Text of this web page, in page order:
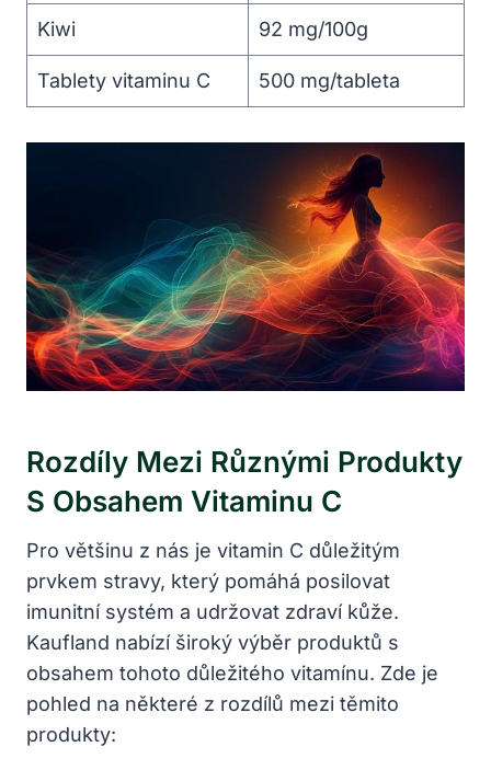
Kiwi 92 mg/100g
Tablety vitaminu C 500 mg/tableta
Rozdíly Mezi Různými Produkty
S Obsahem Vitaminu C
Pro většinu z nás je vitamin C důležitým
prvkem stravy, který pomáhá posilovat
imunitní systém a udržovat zdraví kůže.
Kaufland nabízí široký výběr produktů s
obsahem tohoto důležitého vitamínu. Zde je
pohled na některé z rozdílů mezi těmito
produkty: